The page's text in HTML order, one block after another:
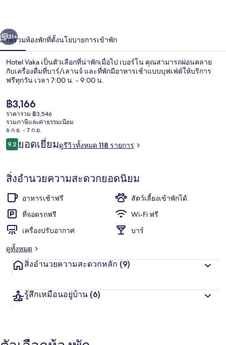
รวมอาหารเช้าแบบบุฟเฟ่ต์ ทุกวัน
า
ถัดไป
31+
ภาพรวมห้องพักที่ตั้งนโยบายการเข้าพัก
Hotel Vaka เป็นตัวเลือกที่น่าพักเมื่อไป เบอร์โน คุณสามารถผ่อนคลาย
กับเครื่องดื่มที่บาร์/เลานจ์ และที่พักมีอาหารเช้าแบบบุฟเฟ่ต์ให้บริการ
ฟรีทุกวัน เวลา 7:00 น. - 9:00 น.
ราคา
ปัจจุบัน
฿3,166
฿3,166
ราคารวม ฿3,546
รวมภาษีและค่าธรรมเนียม
6 ก.ย. - 7 ก.ย.
รีวิว
9.29.2 จาก 10
ยอดเยี่ยมดูรีวิวทั้งหมด 118 รายการ
สิ่งอำนวยความสะดวกยอดนิยม
อาหารเช้าฟรี
สัตว์เลี้ยงเข้าพักได้
ที่จอดรถฟรี
Wi-Fi ฟรี
เครื่องปรับอากาศ
บาร์
ดูทั้งหมด
สิ่งอำนวยความสะดวกหลัก (9)
รู้สึกเหมือนอยู่บ้าน (6)